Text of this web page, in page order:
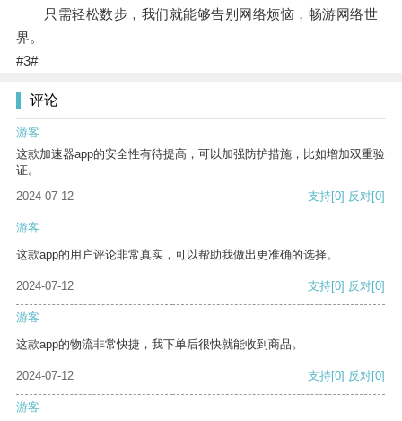
只需轻松数步，我们就能够告别网络烦恼，畅游网络世
界。
#3#
评论
游客
这款加速器app的安全性有待提高，可以加强防护措施，比如增加双重验
证。
2024-07-12
支持[0] 反对[0]
游客
这款app的用户评论非常真实，可以帮助我做出更准确的选择。
2024-07-12 支持[0] 反对[0]
游客
这款app的物流非常快捷，我下单后很快就能收到商品。
2024-07-12 支持[0] 反对[0]
游客